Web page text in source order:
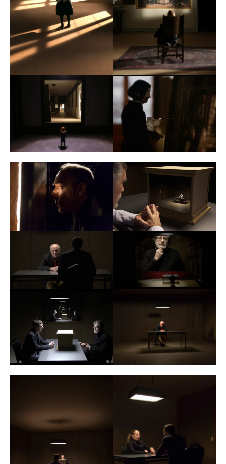
DIT:Eduardo Ovejero
Ayudante de fotografía:José
Jefe de eléctricos:
Antonio Díaz Fernández
Eléctricos:
Adolfo Berzosa,José Luis Muñoz de Luna
Sonido directo:Micky López, Jorge Costilla
Teresa Arilla
Arte en set:Juan Carlos García Aparicio
Ambientación:Mario Monje Casas
Maquillaje y peluquería:
Macu Gómez
Película producida por
Mare Films
, en coproducción
con
RTVE yTelemadrid . Con el apoyo delMinisterio
de Cultura y Deporte (ICAA)y laComunidad de
Madrid
Distribuida por
Súper 8